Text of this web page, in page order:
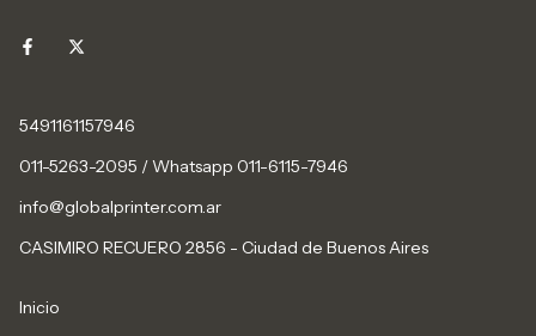
5491161157946
011-5263-2095 / Whatsapp 011-6115-7946
info@globalprinter.com.ar
CASIMIRO RECUERO 2856 - Ciudad de Buenos Aires
Inicio